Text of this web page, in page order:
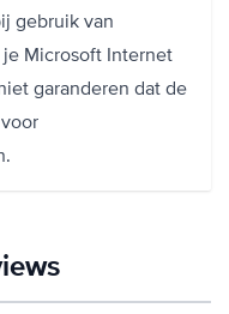
gebruik van
Microsoft Internet
garanderen dat de